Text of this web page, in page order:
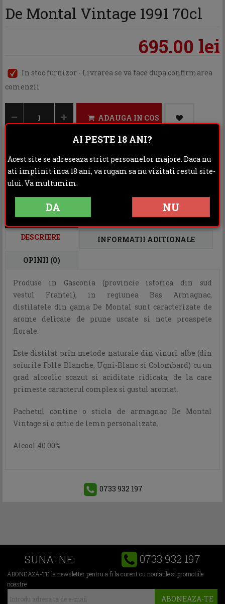
De Montal Vintage 1991 70cl
695.00 lei
In stoc furnizor - Livrarea se va face dupa confirmarea
comenzii
ADAUGA IN COS
Categoria: Cognac & Armagnac
Distribuie:
DESCRIERE INFORMATII ADITIONALE
OPINII (0)
Produse in Gasconia (provincie istorica din sud
vestul Frantei), in regiunea Bas Armagnac,
distilatele din gama De Montal sunt caracterizate de
arome delicate de prune uscate si note proaspete
florale.
Este distilat prin metode naturale din vinuri albe (din
soiurile Folle Blanche, Ugni-Blanc si Colombard) cu un
grad alcoolic scazut si aciditate ridicata, de la care
primeste caracterul complex si gustul aromat.
Pachetul contine o sticla de armagnac De Montal
Vintage si o cutie de lemn personalizata.
Alcool 40.00%
0733 932 197
SUNA-NE: 0733 932 197
ABONEAZA-TE la newsletter pentru a fi la curent cu noutatile si promotiile
noastre
ABONEAZA-TE
AI PESTE 18 ANI?
Acest site se adreseaza strict persoanelor majore. Daca nu
ati implinit inca 18 ani, va rugam sa nu vizitati restul site-
ului. Va multumim.
DA NU